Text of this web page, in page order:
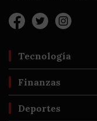
Tecnología
Finanzas
Deportes